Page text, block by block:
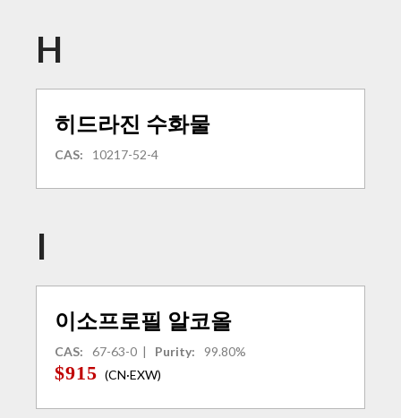
H
히드라진 수화물
CAS: 10217-52-4
I
이소프로필 알코올
CAS: 67-63-0 | Purity: 99.80%
$915 (CN·EXW)